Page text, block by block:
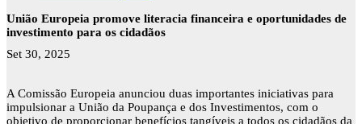
União Europeia promove literacia financeira e oportunidades de
investimento para os cidadãos
Set 30, 2025
A Comissão Europeia anunciou duas importantes iniciativas para
impulsionar a União da Poupança e dos Investimentos, com o
objetivo de proporcionar benefícios tangíveis a todos os cidadãos da